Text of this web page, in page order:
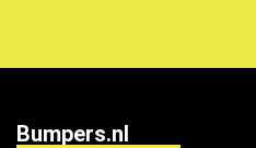
Bumpers.nl